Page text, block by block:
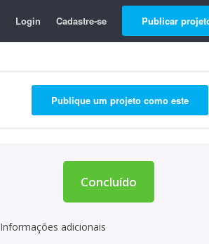
Login Cadastre-se Publicar
Publique um projeto como este
Concluído
Informações adicionais